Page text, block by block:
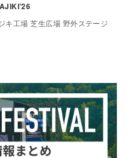
キ工場 芝生広場 野外ステージ